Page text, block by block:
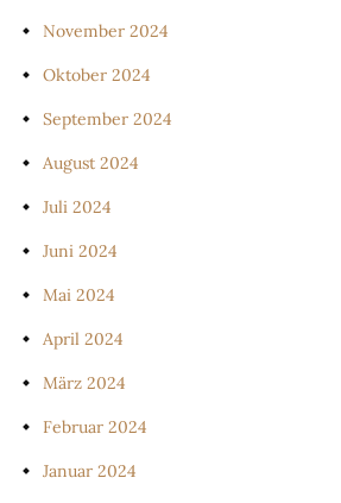
November 2024
Oktober 2024
September 2024
August 2024
Juli 2024
Juni 2024
Mai 2024
April 2024
März 2024
Februar 2024
Januar 2024